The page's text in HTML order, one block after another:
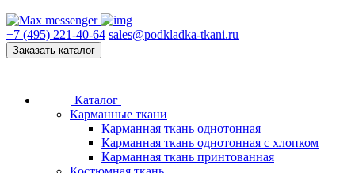
+7 (495) 221-40-64 sales@podkladka-tkani.ru
Заказать каталог
Каталог
Карманные ткани
Карманная ткань однотонная
Карманная ткань однотонная с хлопком
Карманная ткань принтованная